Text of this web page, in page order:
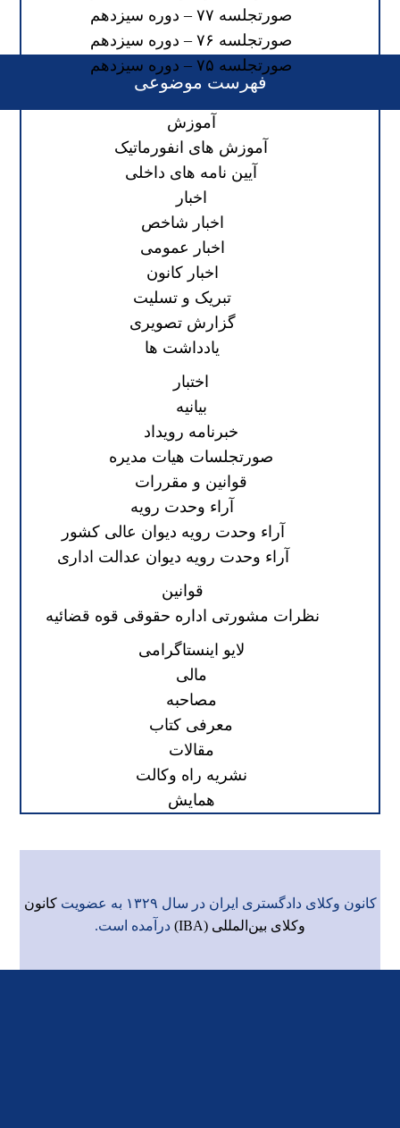
صورتجلسه ۷۷ – دوره سیزدهم
صورتجلسه ۷۶ – دوره سیزدهم
صورتجلسه ۷۵ – دوره سیزدهم
فهرست موضوعی
آموزش
آموزش های انفورماتیک
آیین نامه های داخلی
اخبار
اخبار شاخص
اخبار عمومی
اخبار کانون
تبریک و تسلیت
گزارش تصویری
یادداشت ها
اختبار
بیانیه
خبرنامه رویداد
صورتجلسات هیات مدیره
قوانین و مقررات
آراء وحدت رویه
آراء وحدت رویه دیوان عالی کشور
آراء وحدت رویه دیوان عدالت اداری
قوانین
نظرات مشورتی اداره حقوقی قوه قضائیه
لایو اینستاگرامی
مالی
مصاحبه
معرفی کتاب
مقالات
نشریه راه وکالت
همایش
کانون وکلای دادگستری ایران در سال ۱۳۲۹ به عضویت
کانون
وکلای بین‌المللی (IBA)
درآمده است.